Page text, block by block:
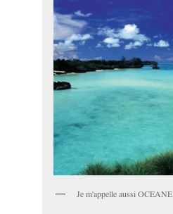
Je m'appelle aussi OCEANE